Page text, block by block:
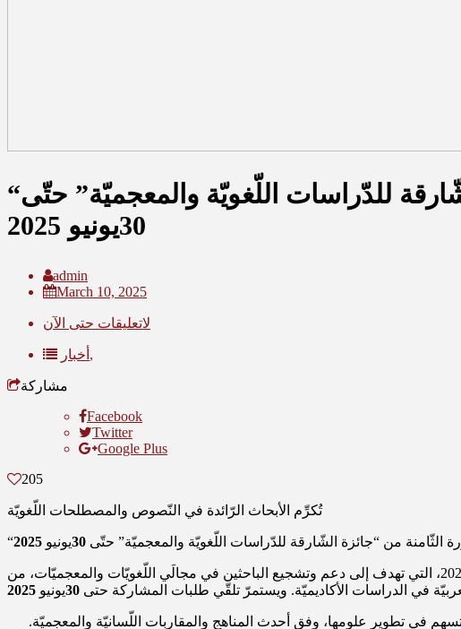
“مجمع اللّغة العربيّة” يفتح باب التّرشّح للدّورة الثّامنة من “جائزة الشّارقة للدّراسات اللّغويّة والمعجميّة” حتّى
30يونيو 2025
admin
March 10, 2025
لاتعليقات حتى الآن
أخبار,
مشاركة
Facebook
Twitter
Google Plus
205
تُكرِّم الأبحاث الرّائدة في النّصوص والمصطلحات اللّغويّة
الثّامنة من “جائزة الشّارقة للدّراسات اللّغويّة والمعجميّة” حتّى 30يونيو 2025
أعلنَ مجمع اللّغة العربيّة بالشّارقة عن فتح باب التّرشّح للدّورة الثّامنة من جائزة الشّارقة للدّراسات اللّغويّة والمعجميّة للعام 2025، التي تهدف إلى دعم وتشجيع الباحثين في مجالَي اللّغويّات والمعجميّات، من
في الدراسات الأكاديميّة. ويستمرّ تلقّي طلبات المشاركة حتى 30يونيو 2025